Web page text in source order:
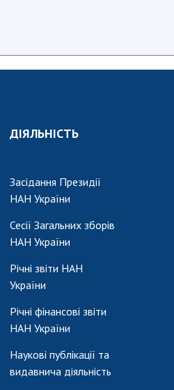
ДІЯЛЬНІСТЬ
Засідання Президії
НАН України
Сесії Загальних зборів
НАН України
Річні звіти НАН
України
Річні фінансові звіти
НАН України
Наукові публікації та
видавнича діяльність